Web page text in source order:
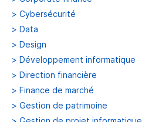
> Cybersécurité
> Data
> Design
> Développement informatique
> Direction financière
> Finance de marché
> Gestion de patrimoine